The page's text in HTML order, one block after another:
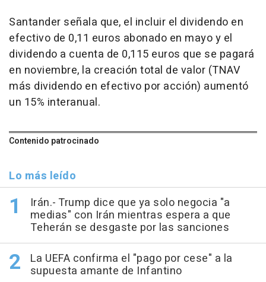
Santander señala que, el incluir el dividendo en
efectivo de 0,11 euros abonado en mayo y el
dividendo a cuenta de 0,115 euros que se pagará
en noviembre, la creación total de valor (TNAV
más dividendo en efectivo por acción) aumentó
un 15% interanual.
Contenido patrocinado
Lo más leído
Irán.- Trump dice que ya solo negocia "a
medias" con Irán mientras espera a que
Teherán se desgaste por las sanciones
La UEFA confirma el "pago por cese" a la
supuesta amante de Infantino